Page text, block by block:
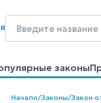
законы
Образцы
Начало/Законы/Закон